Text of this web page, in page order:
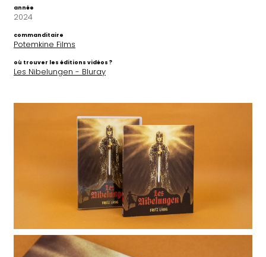
année
2024
commanditaire
Potemkine Films
où trouver les éditions vidéos ?
Les Nibelungen - Bluray